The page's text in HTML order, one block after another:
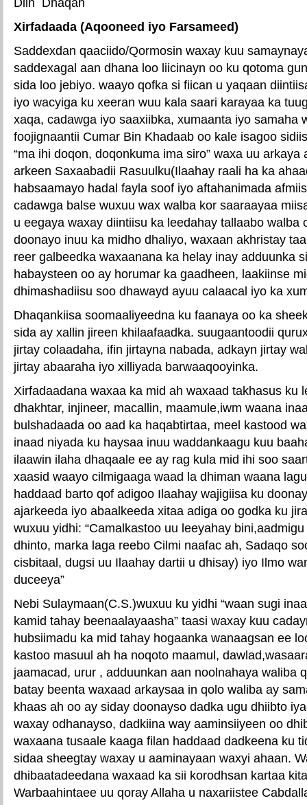
Xirfadaada (Aqooneed iyo Farsameed)
Saddexdan qaaciido/Qormosin waxay kuu
saddexagal aan dhana loo liicinayn oo ku qotoma
sida loo jebiyo. waayo qofka si fiican u yaqaan
iyo wacyiga ku xeeran wuu kala saari karayaa ka
xaqa, cadawga iyo saaxiibka, xumaanta iyo samaha
foojignaantii Cumar Bin Khadaab oo kale isagoo
“ma ihi doqon, doqonkuma ima siro” waxa uu arkaya
arkeen Saxaabadii Rasuulku(Ilaahay raali ha ka
habsaamayo hadal fayla soof iyo aftahanimada
cadawga balse wuxuu wax walba kor saaraayaa
u eegaya waxay diintiisu ka leedahay tallaabo walba
doonayo inuu ka midho dhaliyo, waxaan akhristay
reer galbeedka waxaanana ka helay inay adduunka
habaysteen oo ay horumar ka gaadheen, laakiinse
dhimashadiisu soo dhawayd ayuu calaacal iyo ka
Dhaqankiisa soomaaliyeedna ku faanaya oo ka
sida ay xallin jireen khilaafaadka. suugaantoodii
jirtay colaadaha, ifin jirtayna nabada, adkayn jirtay
jirtay abaaraha iyo xilliyada barwaaqooyinka.
Xirfadaadana waxaa ka mid ah waxaad takhasus ku
dhakhtar, injineer, macallin, maamule,iwm waana
bulshadaada oo aad ka haqabtirtaa, meel kastood
inaad niyada ku haysaa inuu waddankaagu kuu
ilaawin ilaha dhaqaale ee ay rag kula mid ihi soo
xaasid waayo cilmigaaga waad la dhiman waana
haddaad barto qof adigoo Ilaahay wajigiisa ku
ajarkeeda iyo abaalkeeda xitaa adiga oo godka ku
wuxuu yidhi: “Camalkastoo uu leeyahay
dhinto, marka laga reebo Cilmi naafac ah, Sadaqo
cisbitaal, dugsi uu Ilaahay dartii u dhisay) iyo Ilmo
duceeya”
Nebi Sulaymaan(C.S.)wuxuu ku yidhi “waan sugi
kamid tahay beenaalayaasha” taasi waxay kuu
hubsiimadu ka mid tahay hogaanka wanaagsan ee
kastoo masuul ah ha noqoto maamul,
jaamacad, urur , adduunkan aan noolnahaya waliba
batay beenta waxaad arkaysaa in qolo waliba ay
khaas ah oo ay siday doonayso dadka ugu dhiibto
waxay odhanayso, dadkiina way aaminsiiyeen oo
waxaana tusaale kaaga filan haddaad dadkeena ku
sidaa sheegtay waxay u aaminayaan waxyi ahaan.
dhibaatadeedana waxaad ka sii korodhsan kartaa
Warbaahintaee uu qoray Allaha u naxariistee